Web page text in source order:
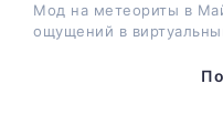
Мод на метеориты в
ощущений в